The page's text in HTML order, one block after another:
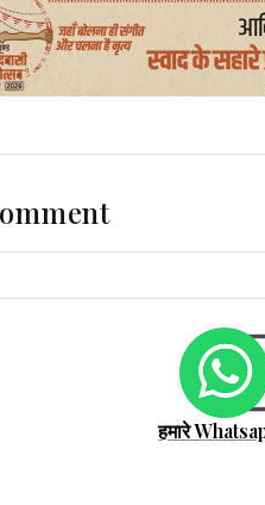
हमारे